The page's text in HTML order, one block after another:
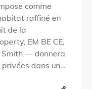
comme
raffiné en
de la
EM BE CE,
Smith — donnera
dans un